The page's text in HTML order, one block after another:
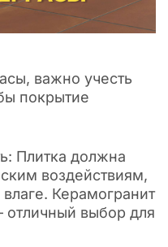
важно учесть
покрытие
Плитка должна
воздействиям,
Керамогранит
отличный выбор для